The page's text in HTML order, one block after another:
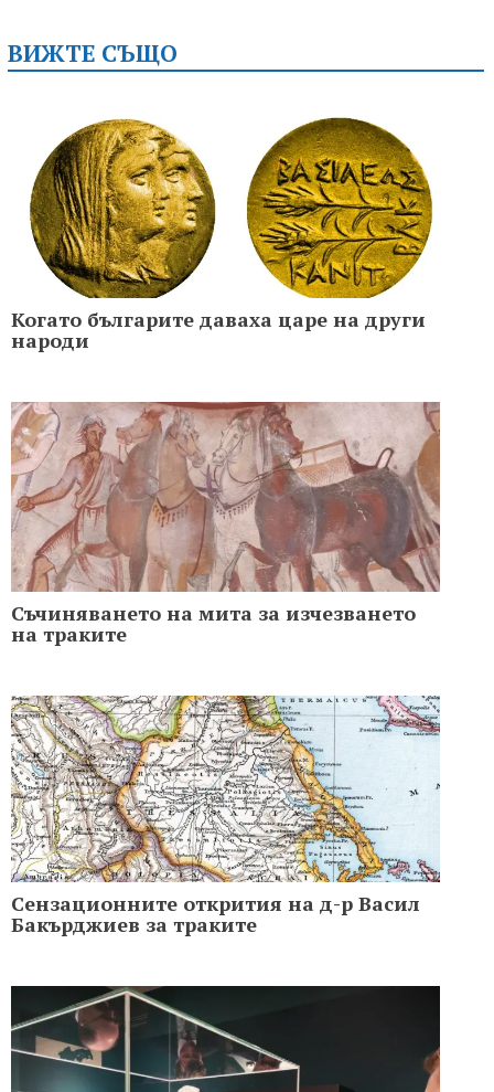
ВИЖТЕ СЪЩО
Когато българите даваха царе на други
народи
Съчиняването на мита за изчезването
на траките
Сензационните открития на д-р Васил
Бакърджиев за траките